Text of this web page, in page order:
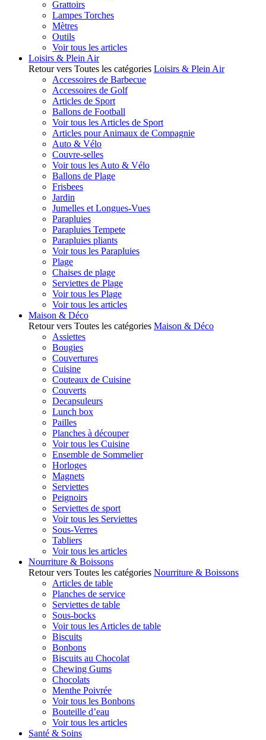
Grattoirs
Lampes Torches
Mètres
Outils
Voir tous les articles
Loisirs & Plein Air
Retour vers Toutes les catégories Loisirs & Plein Air
Accessoires de Barbecue
Accessoires de Golf
Articles de Sport
Ballons de Football
Voir tous les Articles de Sport
Articles pour Animaux de Compagnie
Auto & Vélo
Couvre-selles
Voir tous les Auto & Vélo
Ballons de Plage
Frisbees
Jardin
Jumelles et Longues-Vues
Parapluies
Parapluies Tempete
Parapluies pliants
Voir tous les Parapluies
Plage
Chaises de plage
Serviettes de Plage
Voir tous les Plage
Voir tous les articles
Maison & Déco
Retour vers Toutes les catégories Maison & Déco
Assiettes
Bougies
Couvertures
Cuisine
Couteaux de Cuisine
Couverts
Decapsuleurs
Lunch box
Pailles
Planches à découper
Voir tous les Cuisine
Ensemble de Sommelier
Horloges
Magnets
Serviettes
Peignoirs
Serviettes de sport
Voir tous les Serviettes
Sous-Verres
Tabliers
Voir tous les articles
Nourriture & Boissons
Retour vers Toutes les catégories Nourriture & Boissons
Articles de table
Planches de service
Serviettes de table
Sous-bocks
Voir tous les Articles de table
Biscuits
Bonbons
Biscuits au Chocolat
Chewing Gums
Chocolats
Menthe Poivrée
Voir tous les Bonbons
Bouteille d’eau
Voir tous les articles
Santé & Soins